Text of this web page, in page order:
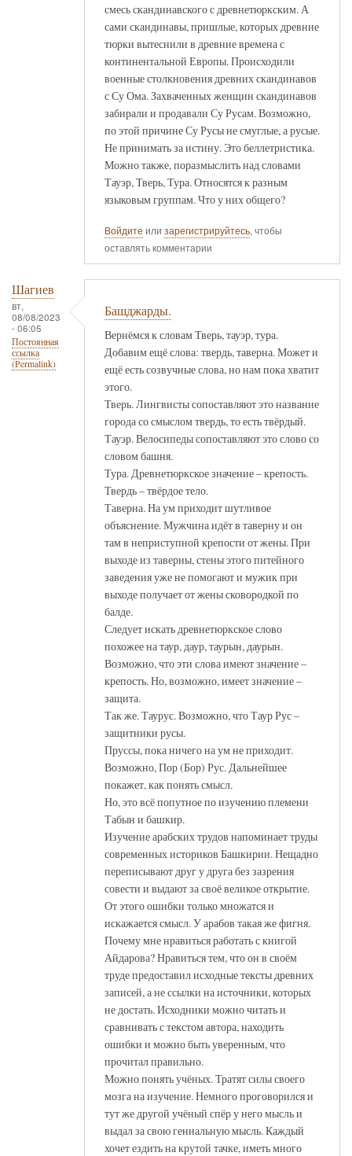
смесь скандинавского с древнетюркским. А
сами скандинавы, пришлые, которых древние
тюрки вытеснили в древние времена с
континентальной Европы. Происходили
военные столкновения древних скандинавов
с Су Ома. Захваченных женщин скандинавов
забирали и продавали Су Русам. Возможно,
по этой причине Су Русы не смуглые, а русые.
Не принимать за истину. Это беллетристика.
Можно также, поразмыслить над словами
Тауэр, Тверь, Тура. Относятся к разным
языковым группам. Что у них общего?
Войдите или зарегистрируйтесь, чтобы
оставлять комментарии
Шагиев
вт,
08/08/2023
- 06:05
Постоянная
ссылка
(Permalink)
Башджарды.
Вернёмся к словам Тверь, тауэр, тура.
Добавим ещё слова: твердь, таверна. Может и
ещё есть созвучные слова, но нам пока хватит
этого.
Тверь. Лингвисты сопоставляют это название
города со смыслом твердь, то есть твёрдый.
Тауэр. Велосипеды сопоставляют это слово со
словом башня.
Тура. Древнетюркское значение – крепость.
Твердь – твёрдое тело.
Таверна. На ум приходит шутливое
объяснение. Мужчина идёт в таверну и он
там в неприступной крепости от жены. При
выходе из таверны, стены этого питейного
заведения уже не помогают и мужик при
выходе получает от жены сковородкой по
балде.
Следует искать древнетюркское слово
похожее на таур, даур, таурын, даурын.
Возможно, что эти слова имеют значение –
крепость. Но, возможно, имеет значение –
защита.
Так же. Таурус. Возможно, что Таур Рус –
защитники русы.
Пруссы, пока ничего на ум не приходит.
Возможно, Пор (Бор) Рус. Дальнейшее
покажет, как понять смысл.
Но, это всё попутное по изучению племени
Табын и башкир.
Изучение арабских трудов напоминает труды
современных историков Башкирии. Нещадно
переписывают друг у друга без зазрения
совести и выдают за своё великое открытие.
От этого ошибки только множатся и
искажается смысл. У арабов такая же фигня.
Почему мне нравиться работать с книгой
Айдарова? Нравиться тем, что он в своём
труде предоставил исходные тексты древних
записей, а не ссылки на источники, которых
не достать. Исходники можно читать и
сравнивать с текстом автора, находить
ошибки и можно быть уверенным, что
прочитал правильно.
Можно понять учёных. Тратят силы своего
мозга на изучение. Немного проговорился и
тут же другой учёный спёр у него мысль и
выдал за свою гениальную мысль. Каждый
хочет ездить на крутой тачке, иметь много